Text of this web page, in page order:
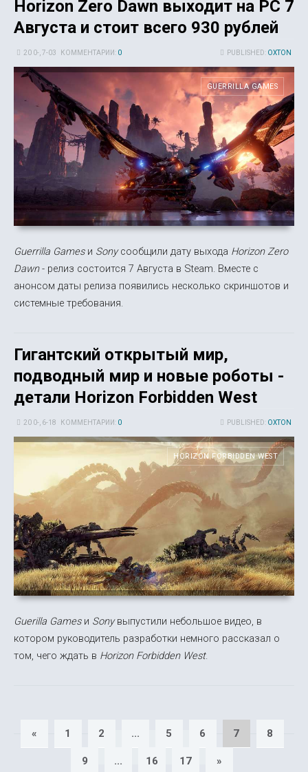
Horizon Zero Dawn выходит на PC 7
Августа и стоит всего 930 рублей
PUBLISHED: OXTON
20 0-, 7-03 КОММЕНТАРИИ: 0
GUERRILLA GAMES
Guerrilla Games и Sonyсообщили дату выхода Horizon Zero
Dawn- релиз состоится 7 Августа в Steam. Вместе с
анонсом даты релиза появились несколько скриншотов и
системные требования.
Гигантский открытый мир,
подводный мир и новые роботы -
детали Horizon Forbidden West
PUBLISHED: OXTON
20 0-, 6-18 КОММЕНТАРИИ: 0
HORIZON FORBIDDEN WEST
Guerilla Gamesи Sonyвыпустили небольшое видео, в
котором руководитель разработки немного рассказал о
том, чего ждать в Horizon Forbidden West.
« 1 2 ... 5 6 7 8
9 ... 16 17 »